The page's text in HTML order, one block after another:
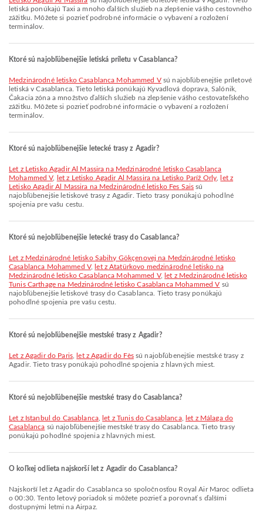
letiská ponúkajú Taxi a mnoho ďalších služieb na zlepšenie vášho cestovného
zážitku. Môžete si pozrieť podrobné informácie o vybavení a rozložení
terminálov.
Ktoré sú najobľúbenejšie letiská príletu v Casablanca?
Medzinárodné letisko Casablanca Mohammed Vsú najobľúbenejšie príletové
letiská v Casablanca. Tieto letiská ponúkajú Kyvadlová doprava, Salónik,
Čakacia zóna a množstvo ďalších služieb na zlepšenie vášho cestovateľského
zážitku. Môžete si pozrieť podrobné informácie o vybavení a rozložení
terminálov.
Ktoré sú najobľúbenejšie letecké trasy z Agadir?
let z Letisko Agadir Al Massira na Medzinárodné letisko Casablanca
Mohammed V, let z Letisko Agadir Al Massira na Letisko Paríž Orly
let z
Letisko Agadir Al Massira na Medzinárodné letisko Fes Sais sú
najobľúbenejšie letiskové trasy z Agadir. Tieto trasy ponúkajú pohodlné
spojenia pre vašu cestu.
Ktoré sú nejobľúbenejšie letecké trasy do Casablanca?
let z Medzinárodné letisko Sabihy Gökçenovej na Medzinárodné letisko
Casablanca Mohammed V,
let z Atatürkovo medzinárodné letisko na
Medzinárodné letisko Casablanca Mohammed V,
let z Medzinárodné letisko
Tunis Carthage na Medzinárodné letisko Casablanca Mohammed V sú
najobľúbenejšie letiskové trasy do Casablanca. Tieto trasy ponúkajú
pohodlné spojenia pre vašu cestu.
Ktoré sú nejobľúbenejšie mestské trasy z Agadir?
let z Agadir do Paris, let z Agadir do Fèssú najobľúbenejšie mestské trasy z
Agadir. Tieto trasy ponúkajú pohodlné spojenia z hlavných miest.
Ktoré sú nejobľúbenejšie mestské trasy do Casablanca?
let z Istanbul do Casablanca, let z Tunis do Casablanca,
let z Málaga do
Casablanca sú najobľúbenejšie mestské trasy do Casablanca. Tieto trasy
ponúkajú pohodlné spojenia z hlavných miest.
O koľkej odlieta najskorší let z Agadir do Casablanca?
Najskorší let z Agadir do Casablanca so spoločnosťou Royal Air Maroc odlieta
o 00:30. Tento letový poriadok si môžete pozrieť a porovnať s ďalšími
dostupnými letmi na Airpaz.